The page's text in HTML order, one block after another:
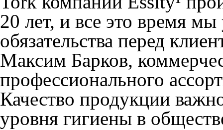
20 лет, и все это время
обязательства перед
Максим Барков,
профессионального
Качество продукции
уровня гигиены в